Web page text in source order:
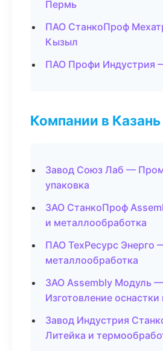
Пермь
ПАО СтанкоПроф
Кызыл
ПАО Профи Индустрия
Компании в Казань
Завод Союз Лаб —
упаковка
ЗАО СтанкоПроф
и металлообработка
ПАО ТехРесурс Энерго
металлообработка
ЗАО Assembly Модуль —
Изготовление
Завод Индустрия
Литейка и